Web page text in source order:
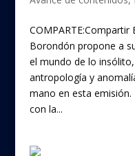
COMPARTE:Compartir
Borondón propone a
el mundo de lo
antropología y
mano en esta
con la...